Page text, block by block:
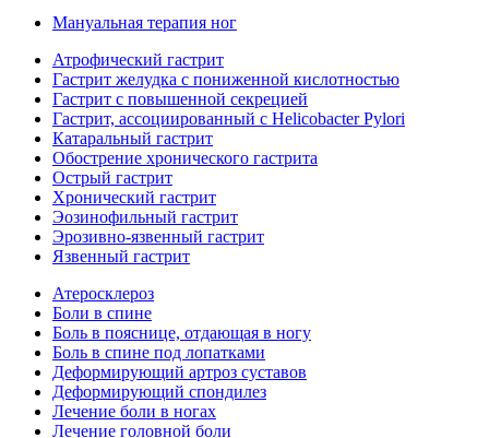
Мануальная терапия ног
Атрофический гастрит
Гастрит желудка с пониженной кислотностью
Гастрит с повышенной секрецией
Гастрит, ассоциированный с Helicobacter Pylori
Катаральный гастрит
Обострение хронического гастрита
Острый гастрит
Хронический гастрит
Эозинофильный гастрит
Эрозивно-язвенный гастрит
Язвенный гастрит
Атеросклероз
Боли в спине
Боль в пояснице, отдающая в ногу
Боль в спине под лопатками
Деформирующий артроз суставов
Деформирующий спондилез
Лечение боли в ногах
Лечение головной боли